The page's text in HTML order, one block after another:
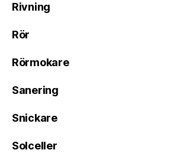
Rivning
Rör
Rörmokare
Sanering
Snickare
Solceller